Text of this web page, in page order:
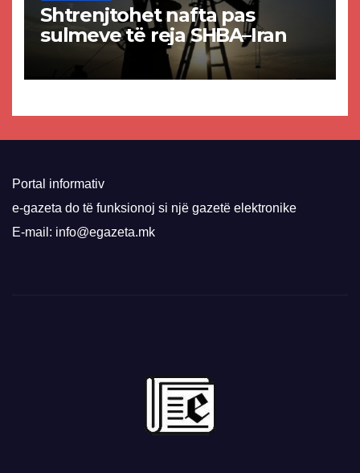
Shtrenjtohet nafta pas
sulmeve të reja SHBA–Iran
Portal informativ
e-gazeta do të funksionoj si një gazetë elektronike
E-mail: info@egazeta.mk